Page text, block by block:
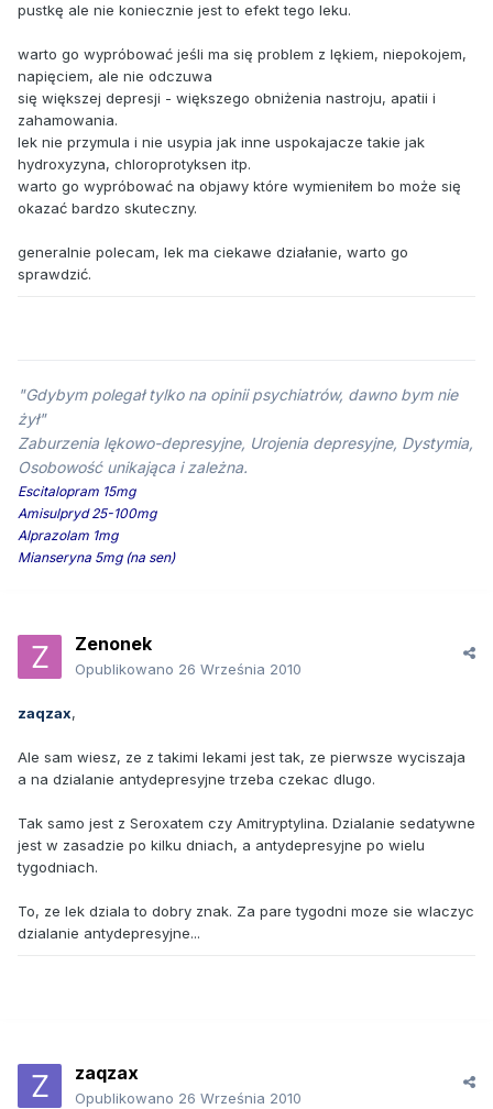
pustkę ale nie koniecznie jest to efekt tego leku.
warto go wypróbować jeśli ma się problem z lękiem, niepokojem,
napięciem, ale nie odczuwa
się większej depresji - większego obniżenia nastroju, apatii i
zahamowania.
lek nie przymula i nie usypia jak inne uspokajacze takie jak
hydroxyzyna, chloroprotyksen itp.
warto go wypróbować na objawy które wymieniłem bo może się
okazać bardzo skuteczny.
generalnie polecam, lek ma ciekawe działanie, warto go
sprawdzić.
"Gdybym polegał tylko na opinii psychiatrów, dawno bym nie
żył"
Zaburzenia lękowo-depresyjne, Urojenia depresyjne, Dystymia,
Osobowość unikająca i zależna.
Escitalopram 15mg
Amisulpryd 25-100mg
Alprazolam 1mg
Mianseryna 5mg (na sen)
Zenonek
Opublikowano 26 Września 2010
zaqzax,
Ale sam wiesz, ze z takimi lekami jest tak, ze pierwsze wyciszaja
a na dzialanie antydepresyjne trzeba czekac dlugo.
Tak samo jest z Seroxatem czy Amitryptylina. Dzialanie sedatywne
jest w zasadzie po kilku dniach, a antydepresyjne po wielu
tygodniach.
To, ze lek dziala to dobry znak. Za pare tygodni moze sie wlaczyc
dzialanie antydepresyjne...
zaqzax
Opublikowano 26 Września 2010